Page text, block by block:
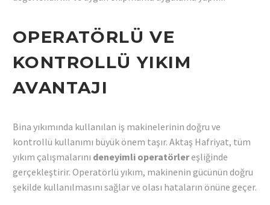
OPERATÖRLÜ VE
KONTROLLÜ YIKIM
AVANTAJI
Bina yıkımında kullanılan iş makinelerinin doğru ve
kontrollü kullanımı büyük önem taşır. Aktaş Hafriyat, tüm
yıkım çalışmalarını deneyimli operatörlereşliğinde
gerçekleştirir. Operatörlü yıkım, makinenin gücünün doğru
şekilde kullanılmasını sağlar ve olası hataların önüne geçer.